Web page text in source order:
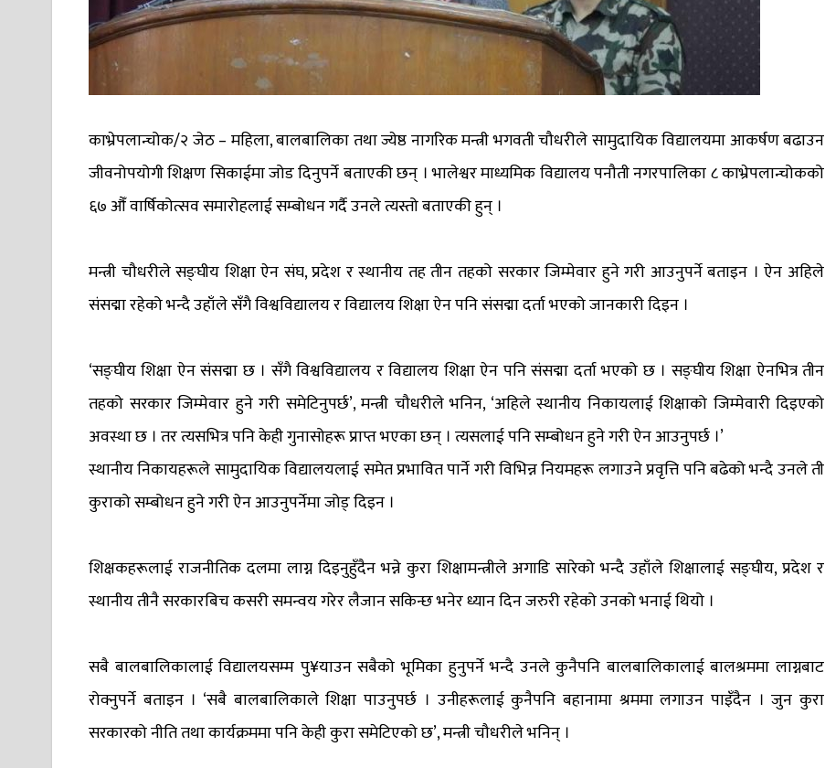
काभ्रेपलान्चोक/२ जेठ – महिला, बालबालिका तथा ज्येष्ठ नागरिक मन्त्री भगवती चौधरीले सामुदायिक विद्यालयमा आकर्षण बढाउन
जीवनोपयोगी शिक्षण सिकाईमा जोड दिनुपर्ने बताएकी छन् । भालेश्वर माध्यमिक विद्यालय पनौती नगरपालिका ८ काभ्रेपलान्चोकको
६७ औँ वार्षिकोत्सव समारोहलाई सम्बोधन गर्दै उनले त्यस्तो बताएकी हुन् ।
मन्त्री चौधरीले सङ्घीय शिक्षा ऐन संघ, प्रदेश र स्थानीय तह तीन तहको सरकार जिम्मेवार हुने गरी आउनुपर्ने बताइन । ऐन अहिले
संसद्मा रहेको भन्दै उहाँले सँगै विश्वविद्यालय र विद्यालय शिक्षा ऐन पनि संसद्मा दर्ता भएको जानकारी दिइन ।
‘सङ्घीय शिक्षा ऐन संसद्मा छ । सँगै विश्वविद्यालय र विद्यालय शिक्षा ऐन पनि संसद्मा दर्ता भएको छ । सङ्घीय शिक्षा ऐनभित्र तीन
तहको सरकार जिम्मेवार हुने गरी समेटिनुपर्छ’, मन्त्री चौधरीले भनिन, ‘अहिले स्थानीय निकायलाई शिक्षाको जिम्मेवारी दिइएको
अवस्था छ । तर त्यसभित्र पनि केही गुनासोहरू प्राप्त भएका छन् । त्यसलाई पनि सम्बोधन हुने गरी ऐन आउनुपर्छ ।’
स्थानीय निकायहरूले सामुदायिक विद्यालयलाई समेत प्रभावित पार्ने गरी विभिन्न नियमहरू लगाउने प्रवृत्ति पनि बढेको भन्दै उनले ती
कुराको सम्बोधन हुने गरी ऐन आउनुपर्नेमा जोड् दिइन ।
शिक्षकहरूलाई राजनीतिक दलमा लाग्न दिइनुहुँदैन भन्ने कुरा शिक्षामन्त्रीले अगाडि सारेको भन्दै उहाँले शिक्षालाई सङ्घीय, प्रदेश र
स्थानीय तीनै सरकारबिच कसरी समन्वय गरेर लैजान सकिन्छ भनेर ध्यान दिन जरुरी रहेको उनको भनाई थियो ।
सबै बालबालिकालाई विद्यालयसम्म पु¥याउन सबैको भूमिका हुनुपर्ने भन्दै उनले कुनैपनि बालबालिकालाई बालश्रममा लाग्नबाट
रोक्नुपर्ने बताइन । ‘सबै बालबालिकाले शिक्षा पाउनुपर्छ । उनीहरूलाई कुनैपनि बहानामा श्रममा लगाउन पाइँदैन । जुन कुरा
सरकारको नीति तथा कार्यक्रममा पनि केही कुरा समेटिएको छ’, मन्त्री चौधरीले भनिन् ।